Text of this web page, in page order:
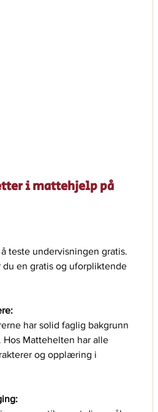
i mattehjelp på
teste undervisningen gratis.
du en gratis og uforpliktende
har solid faglig bakgrunn
Mattehelten har alle
og opplæring i